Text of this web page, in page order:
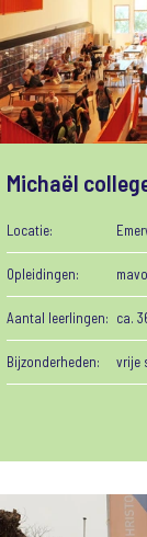
Michaël
Locatie:
Opleidingen:
Aantal leerlingen: ca.
Bijzonderheden: vrije